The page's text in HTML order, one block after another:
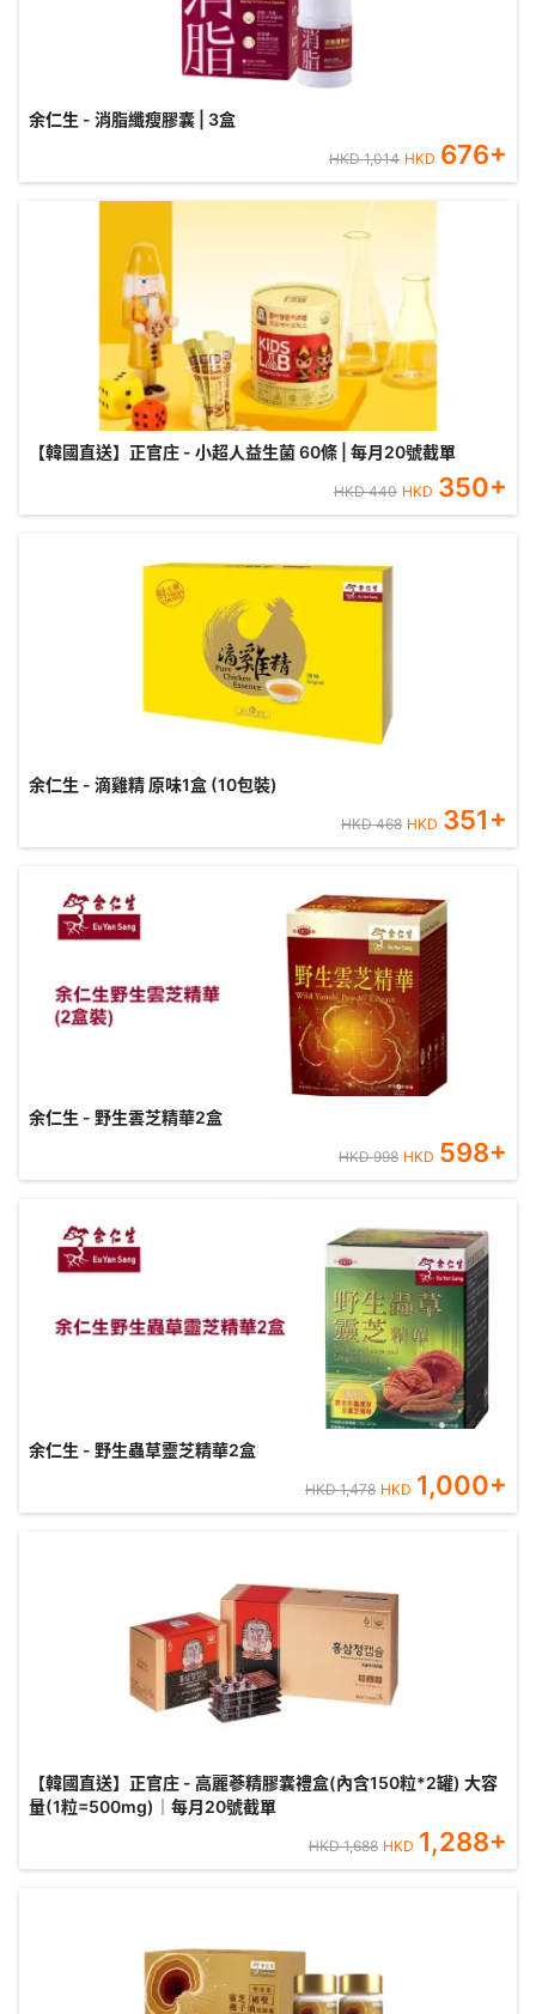
余仁生 - 消脂纖瘦膠囊 | 3盒
HKD1,014 HKD 676+
【韓國直送】正官庄 - 小超人益生菌 60條 | 每月20號截單
HKD440 HKD 350+
余仁生 - 滴雞精 原味1盒 (10包裝)
HKD468 HKD 351+
余仁生 - 野生雲芝精華2盒
HKD998 HKD 598+
余仁生 - 野生蟲草靈芝精華2盒
HKD1,478 HKD 1,000+
【韓國直送】正官庄 - 高麗蔘精膠囊禮盒(內含150粒*2罐) 大容
量(1粒=500mg)｜每月20號截單
HKD1,688 HKD 1,288+